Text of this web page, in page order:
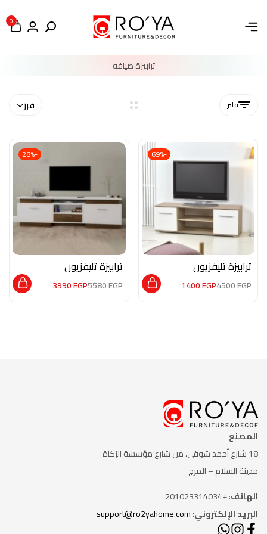
0
ترابيزة ضيافه
فلتر فرز
-69%
ترابيزة تليفزيون
na0169
4500EGP
1400EGP
-28%
ترابيزة تليفزيون
na0161
5580EGP
3990EGP
المصنع
18 شارع أحمد شوقي، من شارع
مؤسسة الزكاة
مدينة السلام – المرج
الهاتف: +201023314034
البريد الإلكتروني:
support@ro2yahome.com